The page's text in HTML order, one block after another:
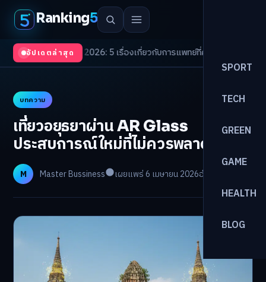
Ranking5
SPORT
TECH
GREEN
GAME
HEALTH
BLOG
อัปเดตล่าสุด
Trends 2026: 5 เรื่องเกี่ยวกับการแพทย์ที่ควรรู้/ดอกเบี้ยขาขึ้นรอบใหม่
บทความ
เที่ยวอยุธยาผ่าน AR Glass
ประสบการณ์ใหม่ที่ไม่ควรพลาด
M Master Bussiness เผยแพร่ 6 เมษายน 2026อ่าน 28 นาที